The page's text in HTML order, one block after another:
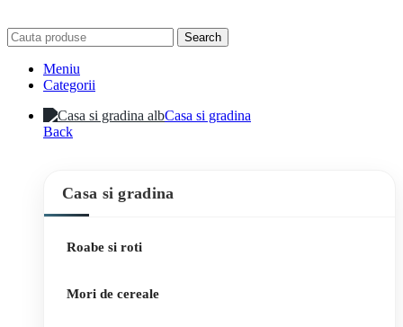
Search
Meniu
Categorii
Casa si gradina
Back
Casa si gradina
Roabe si roti
Mori de cereale